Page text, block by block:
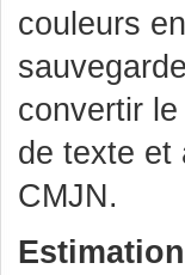
couleurs
convertir
de texte et
CMJN.